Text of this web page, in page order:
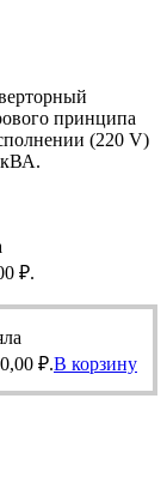
принципа
(220 V)
кВА.
₽.
₽.В корзину